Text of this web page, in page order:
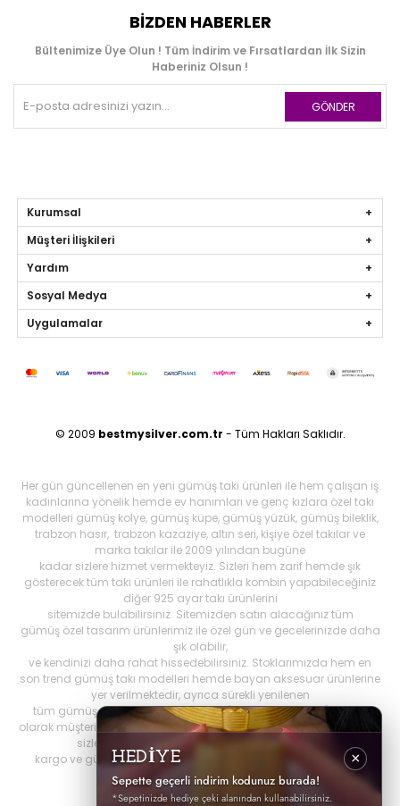
BIZDEN HABERLER
Bültenimize Üye Olun ! Tüm İndirim ve Fırsatlardan İlk Sizin
Haberiniz Olsun !
GÖNDER
Kurumsal
Müşteri İlişkileri
Yardım
Sosyal Medya
Uygulamalar
© 2009 bestmysilver.com.tr - Tüm Hakları Saklıdır.
Her gün güncellenen en yeni gümüş takı ürünleri ile hem çalışan iş
kadınlarına yönelik hemde ev hanımları ve genç kızlara özel takı
modelleri gümüş kolye, gümüş küpe, gümüş yüzük, gümüş bileklik,
trabzon hasır, trabzon kazaziye, altın seri, kişiye özel takılar ve
marka takılar ile 2009 yılından bugüne
kadar sizlere hizmet vermekteyiz. Sizleri hem zarif hemde şık
gösterecek tüm takı ürünleri ile rahatlıkla kombin yapabileceğiniz
diğer 925 ayar takı ürünlerini
sitemizde bulabilirsiniz. Sitemizden satın alacağınız tüm
gümüş özel tasarım ürünlerimiz ile özel gün ve gecelerinizde daha
şık olabilir,
ve kendinizi daha rahat hissedebilirsiniz. Stoklarımızda hem en
son trend gümüş takı modelleri hemde bayan aksesuar ürünlerine
yer verilmektedir, ayrıca sürekli yenilenen
tüm gümüş ürünlerini Best My Silrver'da bulabilirsiniz. Öncelikli
olarak müşteri memnuniyetini ön planda tutanbestmysilver.com.tr
sizlere daha iyi hizmet sunabilmek adına hızlı
kargo ve güvenilir alışverişi birinci öncelik olarak görmektedir.
HEDİYE
Sepette geçerli indirim kodunuz burada!
*Sepetinizde hediye çeki alanından kullanabilirsiniz.
×